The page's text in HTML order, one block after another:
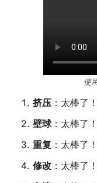
使
挤压 ：太棒了！
壁球：太棒了！
重复 ：太棒了！
修改 ：太棒了！